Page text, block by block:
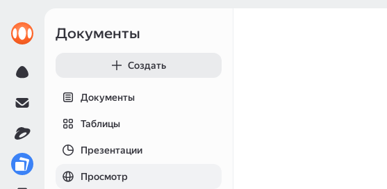
Документы
Создать
Документы
Таблицы
Презентации
Просмотр